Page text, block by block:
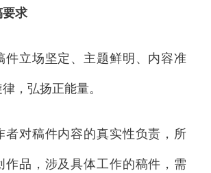
求
立场坚定、主题鲜明、内容准
，弘扬正能量。
对稿件内容的真实性负责，所
作品，涉及具体工作的稿件，需